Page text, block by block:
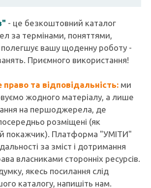
- це безкоштовний каталог
за термінами, поняттями,
вашу щоденну роботу -
Приємного використання!
та відповідальність: ми
жодного матеріалу, а лише
на першоджерела, де
розміщені (як
покажчик). Платформа "УМІТИ"
за зміст і дотримання
власниками сторонніх ресурсів.
якесь посилання слід
каталогу, напишіть нам.